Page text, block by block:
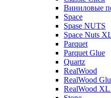
Виниловые
Space
Spase NUTS
Space Nuts
Parquet
Parquet Glue
Quartz
RealWood
RealWood
RealWood XL